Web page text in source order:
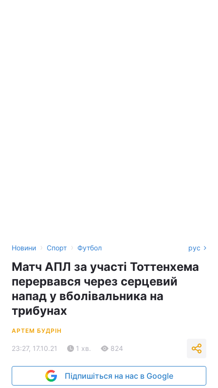
Новини › Спорт › Футбол рус
Матч АПЛ за участі Тоттенхема
перервався через серцевий
напад у вболівальника на
трибунах
АРТЕМ БУДРІН
23:27, 17.10.21 1 хв. 824
Підпишіться на нас в Google